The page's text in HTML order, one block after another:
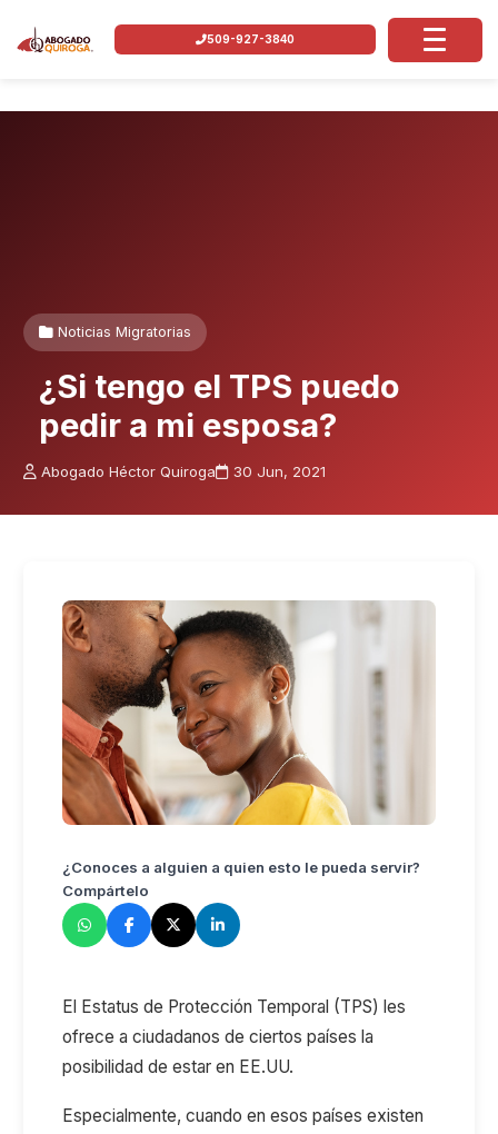
509-927-3840
Noticias Migratorias
¿Si tengo el TPS puedo
pedir a mi esposa?
Abogado Héctor Quiroga 30 Jun, 2021
¿Conoces a alguien a quien esto le pueda servir?
Compártelo
El Estatus de Protección Temporal (TPS) les
ofrece a ciudadanos de ciertos países la
posibilidad de estar en EE.UU.
Especialmente, cuando en esos países existen